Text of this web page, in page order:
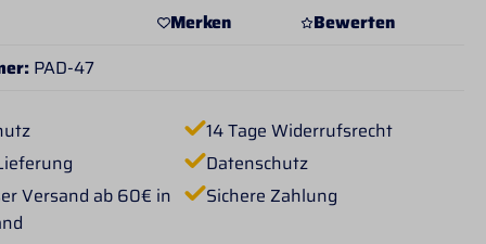
Merken
Bewerten
PAD-47
14 Tage Widerrufsrecht
Datenschutz
Versand ab 60€ in
Sichere Zahlung